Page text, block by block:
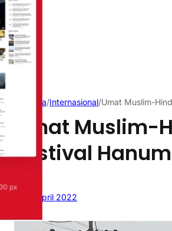
Beranda/Internasional/Umat Muslim-
Umat
Festival
18 April 2022